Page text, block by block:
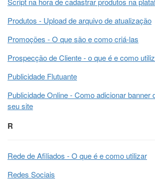
Produtos - Upload de arquivo de atualização
Promoções - O que são e como criá-las
Prospecção de Cliente - o que é e como
Publicidade Flutuante
Publicidade Online - Como adicionar banner
seu site
R
Rede de Afiliados - O que é e como utilizar
Redes Sociais